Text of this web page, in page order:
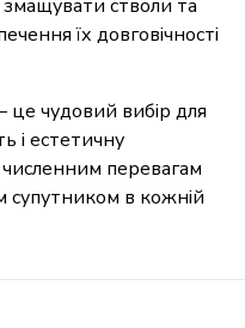
стволи та
їх довговічності
чудовий вибір для
і естетичну
численним перевагам
супутником в кожній